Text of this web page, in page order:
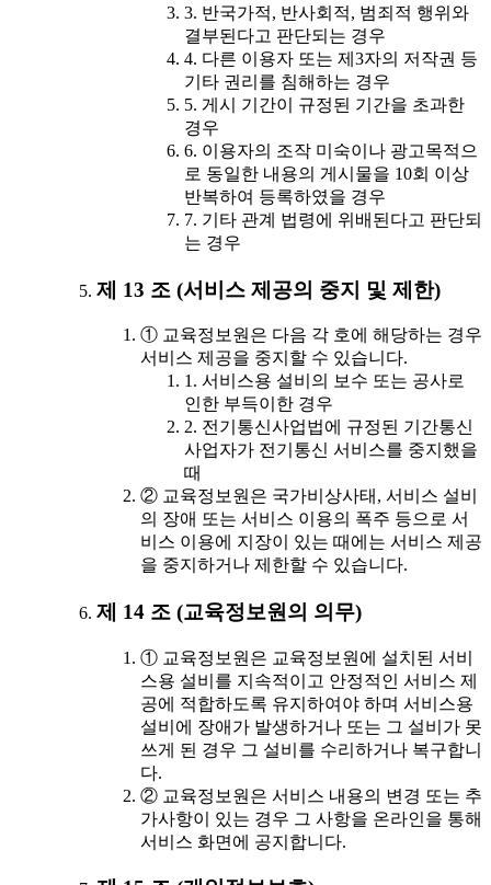
3. 반국가적, 반사회적, 범죄적 행위와
결부된다고 판단되는 경우
4. 다른 이용자 또는 제3자의 저작권 등
기타 권리를 침해하는 경우
5. 게시 기간이 규정된 기간을 초과한
경우
6. 이용자의 조작 미숙이나 광고목적으
로 동일한 내용의 게시물을 10회 이상
반복하여 등록하였을 경우
7. 기타 관계 법령에 위배된다고 판단되
는 경우
제 13 조 (서비스 제공의 중지 및 제한)
① 교육정보원은 다음 각 호에 해당하는 경우
서비스 제공을 중지할 수 있습니다.
1. 서비스용 설비의 보수 또는 공사로
인한 부득이한 경우
2. 전기통신사업법에 규정된 기간통신
사업자가 전기통신 서비스를 중지했을
때
② 교육정보원은 국가비상사태, 서비스 설비
의 장애 또는 서비스 이용의 폭주 등으로 서
비스 이용에 지장이 있는 때에는 서비스 제공
을 중지하거나 제한할 수 있습니다.
제 14 조 (교육정보원의 의무)
① 교육정보원은 교육정보원에 설치된 서비
스용 설비를 지속적이고 안정적인 서비스 제
공에 적합하도록 유지하여야 하며 서비스용
설비에 장애가 발생하거나 또는 그 설비가 못
쓰게 된 경우 그 설비를 수리하거나 복구합니
다.
② 교육정보원은 서비스 내용의 변경 또는 추
가사항이 있는 경우 그 사항을 온라인을 통해
서비스 화면에 공지합니다.